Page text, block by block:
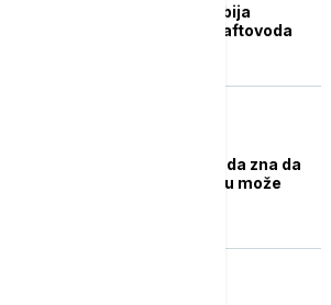
Sijarto: Mađarska i Srbija
ubrzavaju izgradnju naftovoda
Orban: Zelenski mora da zna da
napadom na Mađarsku može